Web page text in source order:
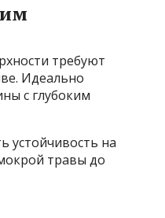
требуют
Идеально
с глубоким
устойчивость на
травы до